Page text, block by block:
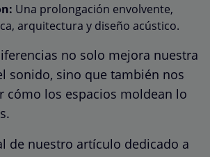
Una prolongación envolvente,
arquitectura y diseño acústico.
no solo mejora nuestra
sonido, sino que también nos
cómo los espacios moldean lo
de nuestro artículo dedicado a